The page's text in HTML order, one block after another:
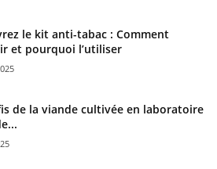
le kit anti-tabac : Comment
et pourquoi l’utiliser
de la viande cultivée en laboratoire